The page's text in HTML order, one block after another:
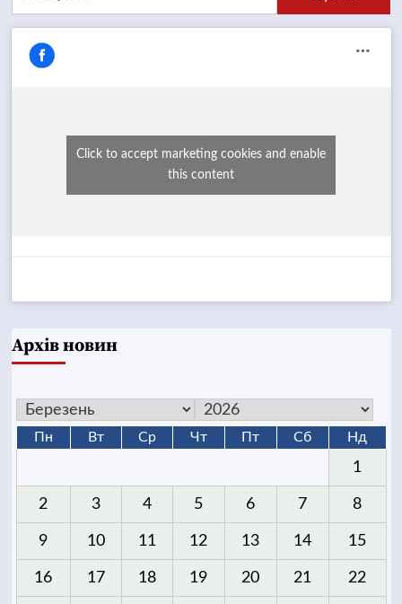
Click to accept marketing cookies and enable
this content
Архів новин
Пн Вт Ср Чт Пт Сб Нд
1
2 3 4 5 6 7 8
9 10 11 12 13 14 15
16 17 18 19 20 21 22